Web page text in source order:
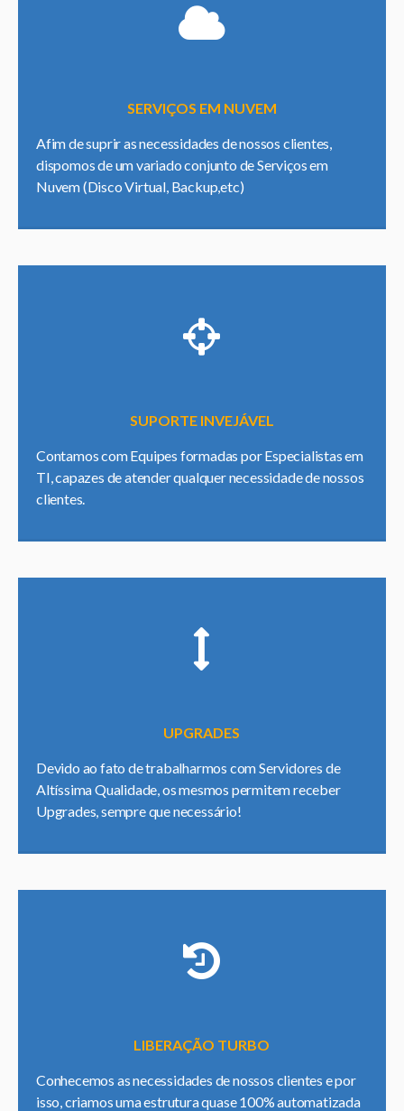
SERVIÇOS EM NUVEM
Afim de suprir as necessidades de nossos clientes,
dispomos de um variado conjunto de Serviços em
Nuvem (Disco Virtual, Backup,etc)
SUPORTE INVEJÁVEL
Contamos com Equipes formadas por Especialistas em
TI, capazes de atender qualquer necessidade de nossos
clientes.
UPGRADES
Devido ao fato de trabalharmos com Servidores de
Altíssima Qualidade, os mesmos permitem receber
Upgrades, sempre que necessário!
LIBERAÇÃO TURBO
Conhecemos as necessidades de nossos clientes e por
isso, criamos uma estrutura quase 100% automatizada